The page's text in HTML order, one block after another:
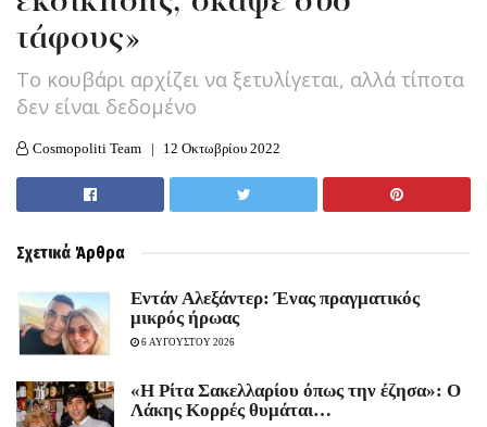
τάφους»
Το κουβάρι αρχίζει να ξετυλίγεται, αλλά τίποτα
δεν είναι δεδομένο
Cosmopoliti Team 12 Οκτωβρίου 2022
Σχετικά Άρθρα
Εντάν Αλεξάντερ: Ένας πραγματικός
μικρός ήρωας
6 ΑΥΓΟΥΣΤΟΥ 2026
«Η Ρίτα Σακελλαρίου όπως την έζησα»: Ο
Λάκης Κορρές θυμάται…